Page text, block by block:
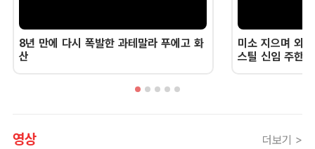
8년 만에 다시 폭발한 과테말라 푸에고 화
산
미소 지으며 외
스틸 신임 주한
영상 더보기 >